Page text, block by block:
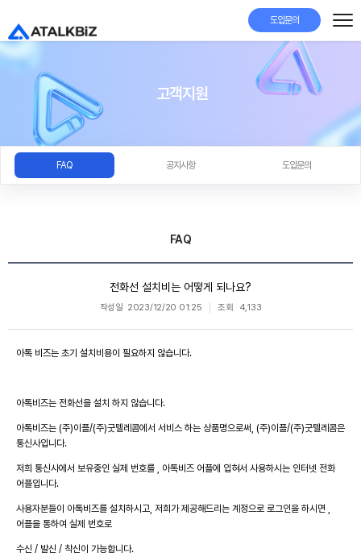
도입문의
고객지원
FAQ 공지사항 도입문의
FAQ
전화선 설치비는 어떻게 되나요?
작성일 2023/12/20 01:25 조회 4,133
아톡 비즈는 초기 설치비용이 필요하지 않습니다.
아톡비즈는 전화선을 설치 하지 않습니다.
아톡비즈는 (주)이플/(주)굿텔레콤에서 서비스 하는 상품명으로써, (주)이플/(주)굿텔레콤은
통신사입니다.
저희 통신사에서 보유중인 실제 번호를 , 아톡비즈 어플에 입혀서 사용하시는 인터넷 전화
어플입니다.
사용자분들이 아톡비즈를 설치하시고, 저희가 제공해드리는 계정으로 로그인을 하시면 ,
어플을 통하여 실제 번호로
수신 / 발신 / 착신이 가능합니다.